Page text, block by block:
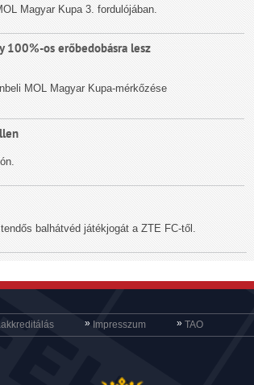
Magyar Kupa 3. fordulójában.
100%-os erőbedobásra lesz
MOL Magyar Kupa-mérkőzése
balhátvéd játékjogát a ZTE FC-től.
» Impresszum » TAO